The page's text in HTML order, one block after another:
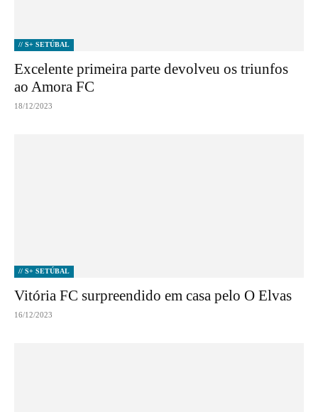
// S+ SETÚBAL
Excelente primeira parte devolveu os triunfos
ao Amora FC
18/12/2023
// S+ SETÚBAL
Vitória FC surpreendido em casa pelo O Elvas
16/12/2023